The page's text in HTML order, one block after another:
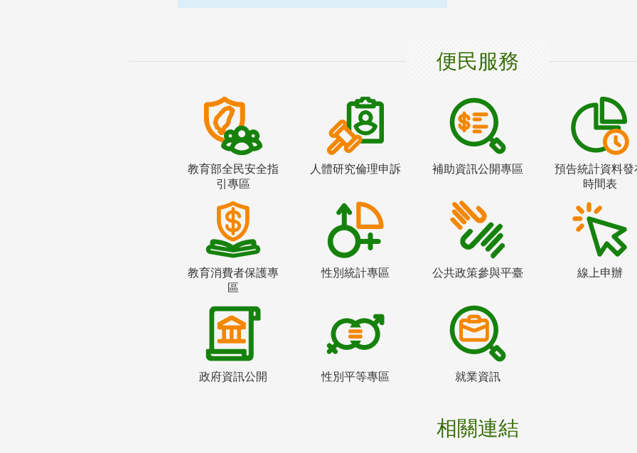
便民服務
教育部全民安全指
引專區
人體研究倫理申訴 補助資訊公開專區
預告統計資料發
時間表
教育消費者保護專
區
性別統計專區 公共政策參與平臺 線上申辦
政府資訊公開 性別平等專區 就業資訊
相關連結